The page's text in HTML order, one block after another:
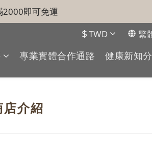
2000即可免運
$TWD 繁
專業實體合作通路 健康新知
店介紹